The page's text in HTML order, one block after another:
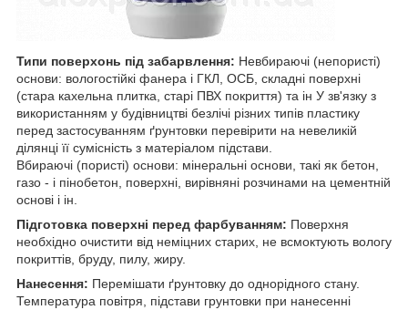
Типи поверхонь під забарвлення: Невбираючі (непористі)
основи: вологостійкі фанера і ГКЛ, ОСБ, складні поверхні
(стара кахельна плитка, старі ПВХ покриття) та ін У зв'язку з
використанням у будівництві безлічі різних типів пластику
перед застосуванням ґрунтовки перевірити на невеликій
ділянці її сумісність з матеріалом підстави.
Вбираючі (пористі) основи: мінеральні основи, такі як бетон,
газо - і пінобетон, поверхні, вирівняні розчинами на цементній
основі і ін.
Підготовка поверхні перед фарбуванням: Поверхня
необхідно очистити від неміцних старих, не всмоктують вологу
покриттів, бруду, пилу, жиру.
Нанесення: Перемішати ґрунтовку до однорідного стану.
Температура повітря, підстави грунтовки при нанесенні